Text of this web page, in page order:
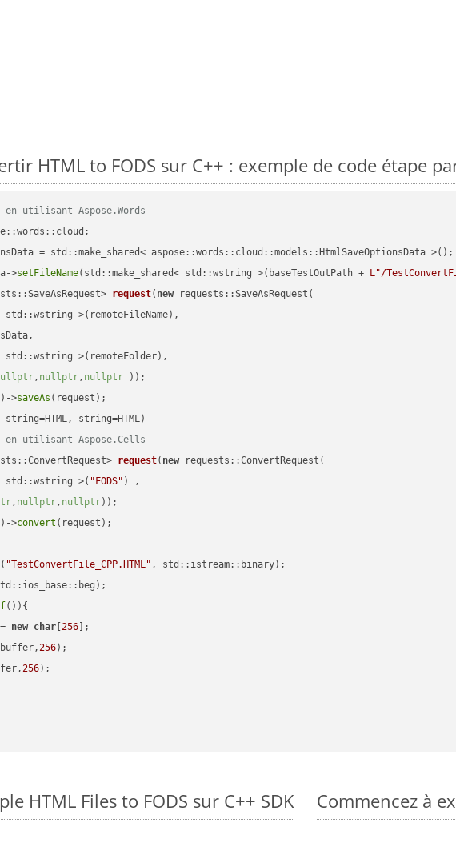
HTML to FODS sur C++ : exemple de code étape
en utilisant Aspose.Words
= std::make_shared< aspose::words::cloud::models::HtmlSaveOptionsData >();
>setFileName(std::make_shared< std::wstring >(baseTestOutPath + L"/
request( new requests::SaveAsRequest(
std::wstring >(remoteFileName),
std::wstring >(remoteFolder),
, nullptr, nullptr ))
>saveAs (request);
en utilisant Aspose.Cells
request( new requests::ConvertRequest(
std::wstring >(
"FODS" ) ,
, nullptr, nullptr))
>convert
( "TestConvertFile_CPP.HTML" , std::istream::binary) ;
()){
new char [256 ];
256);
256);
HTML Files to FODS sur C++ SDK Commencez à